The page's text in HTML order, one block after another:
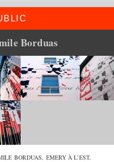
Borduas
BORDUAS, EMERY À L’EST,